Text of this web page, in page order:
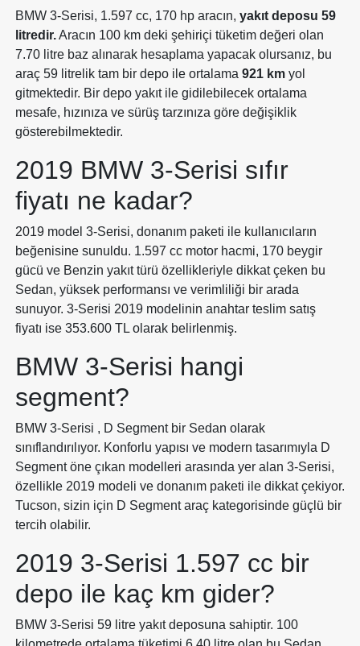
BMW 3-Serisi, 1.597 cc, 170 hp aracın, yakıt deposu 59
litredir.Aracın 100 km deki şehiriçi tüketim değeri olan
7.70 litre baz alınarak hesaplama yapacak olursanız, bu
araç 59 litrelik tam bir depo ile ortalama 921 km yol
gitmektedir. Bir depo yakıt ile gidilebilecek ortalama
mesafe, hızınıza ve sürüş tarzınıza göre değişiklik
gösterebilmektedir.
2019 BMW 3-Serisi sıfır
fiyatı ne kadar?
2019 model 3-Serisi, donanım paketi ile kullanıcıların
beğenisine sunuldu. 1.597 cc motor hacmi, 170 beygir
gücü ve Benzin yakıt türü özellikleriyle dikkat çeken bu
Sedan, yüksek performansı ve verimliliği bir arada
sunuyor. 3-Serisi 2019 modelinin anahtar teslim satış
fiyatı ise 353.600 TL olarak belirlenmiş.
BMW 3-Serisi hangi
segment?
BMW 3-Serisi , D Segment bir Sedan olarak
sınıflandırılıyor. Konforlu yapısı ve modern tasarımıyla D
Segment öne çıkan modelleri arasında yer alan 3-Serisi,
özellikle 2019 modeli ve donanım paketi ile dikkat çekiyor.
Tucson, sizin için D Segment araç kategorisinde güçlü bir
tercih olabilir.
2019 3-Serisi 1.597 cc bir
depo ile kaç km gider?
BMW 3-Serisi 59 litre yakıt deposuna sahiptir. 100